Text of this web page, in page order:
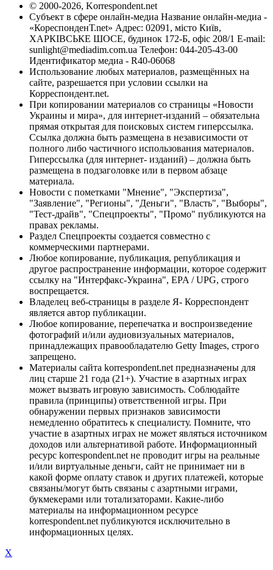
© 2000-2026, Korrespondent.net
Субъект в сфере онлайн-медиа Название онлайн-медиа -
«КореспонденТ.net» Адрес: 02091, місто Київ,
ХАРКІВСЬКЕ ШОСЕ, будинок 172-Б, офіс 208/1 E-mail:
sunlight@mediadim.com.ua Телефон: 044-205-43-00
Идентификатор медиа - R40-06068
Использование любых материалов, размещённых на
сайте, разрешается при условии ссылки на
Корреспондент.net.
При копировании материалов со страницы «Новости
Украины и мира», для интернет-изданий – обязательна
прямая открытая для поисковых систем гиперссылка.
Ссылка должна быть размещена в независимости от
полного либо частичного использования материалов.
Гиперссылка (для интернет- изданий) – должна быть
размещена в подзаголовке или в первом абзаце
материала.
Новости с пометками "Мнение", "Экспертиза",
"Заявление", "Регионы", "Деньги", "Власть", "Выборы",
"Тест-драйв", "Спецпроекты", "Промо" публикуются на
правах рекламы.
Раздел Спецпроекты создается совместно с
коммерческими партнерами.
Любое копирование, публикация, републикация и
другое распространение информации, которое содержит
ссылку на "Интерфакс-Украина", EPA / UPG, строго
воспрещается.
Владелец веб-страницы в разделе Я- Корреспондент
является автор публикации.
Любое копирование, перепечатка и воспроизведение
фотографий и/или аудиовизуальных материалов,
принадлежащих правообладателю Getty Images, строго
запрещено.
Материалы сайта korrespondent.net предназначены для
лиц старше 21 года (21+). Участие в азартных играх
может вызвать игровую зависимость. Соблюдайте
правила (принципы) ответственной игры. При
обнаружении первых признаков зависимости
немедленно обратитесь к специалисту. Помните, что
участие в азартных играх не может являться источником
доходов или альтернативой работе. Информационный
ресурс korrespondent.net не проводит игры на реальные
и/или виртуальные деньги, сайт не принимает ни в
какой форме оплату ставок и других платежей, которые
связаны/могут быть связаны с азартными играми,
букмекерами или тотализаторами. Какие-либо
материалы на информационном ресурсе
korrespondent.net публикуются исключительно в
информационных целях.
X